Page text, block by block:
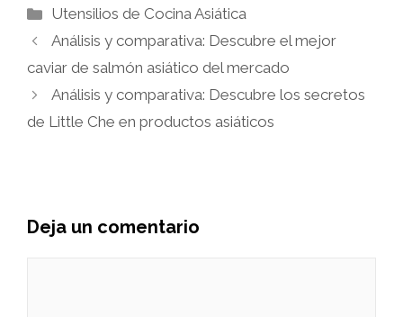
Categorías
Utensilios de Cocina Asiática
Análisis y comparativa: Descubre el mejor
caviar de salmón asiático del mercado
Análisis y comparativa: Descubre los secretos
de Little Che en productos asiáticos
Deja un comentario